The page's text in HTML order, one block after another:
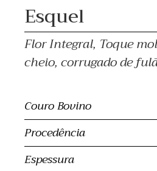
Esquel
Flor Integral, Toque
cheio, corrugado de
Couro Bovino
Procedência
Espessura